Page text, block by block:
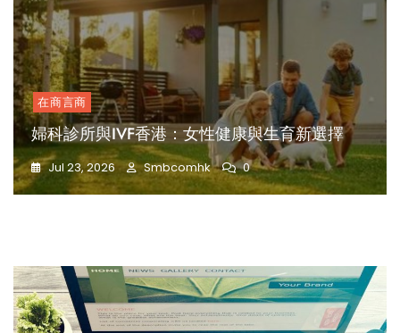
在商言商
婦科診所與IVF香港：女性健康與生育新選擇
Jul 23, 2026 Smbcomhk 0